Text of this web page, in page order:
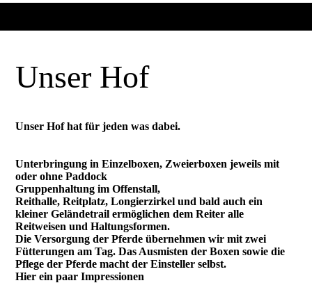
Unser Hof
Unser Hof hat für jeden was dabei.
Unterbringung in Einzelboxen, Zweierboxen jeweils mit
oder ohne Paddock
Gruppenhaltung im Offenstall,
Reithalle, Reitplatz, Longierzirkel und bald auch ein
kleiner Geländetrail ermöglichen dem Reiter alle
Reitweisen und Haltungsformen.
Die Versorgung der Pferde übernehmen wir mit zwei
Fütterungen am Tag. Das Ausmisten der Boxen sowie die
Pflege der Pferde macht der Einsteller selbst.
Hier ein paar Impressionen